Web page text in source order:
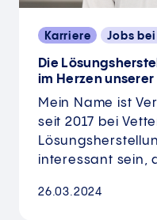
Karriere Jobs
Die
im Herzen
Mein Name ist
seit 2017 bei
interessant sein,
26.03.2024